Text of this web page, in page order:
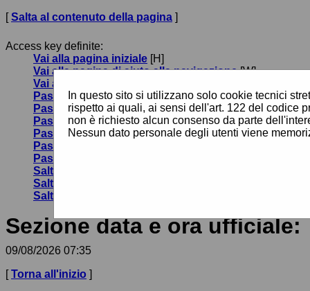
[Salta al contenuto della pagina ]
Access key definite:
Vai alla pagina iniziale [H]
Vai alla pagina di aiuto alla navigazione[W]
Vai alla mappa del sito
Passa al testo con caratteri di dimensione standard
Passa al testo con caratteri di dimensione grande[B]
Passa al testo con caratteri di dimensione molto
Passa alla visualizzazione grafica[G]
Passa alla visualizzazione solo testo
Passa alla visualizzazione in alto contrasto e solo
Salta alla ricerca di contenuti
Salta al menù
Salta al contenuto della pagina
Sezione data e ora ufficiale:
09/08/2026 07:35
[Torna all'inizio ]
In questo sito si utilizzano solo cookie tecnici
rispetto ai quali, ai sensi dell'art. 122 del codice
non è richiesto alcun consenso da parte
Nessun dato personale degli utenti viene